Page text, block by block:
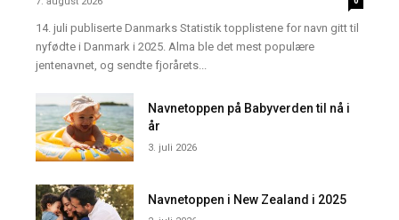
14. juli publiserte Danmarks Statistik topplistene for navn gitt til
nyfødte i Danmark i 2025. Alma ble det mest populære
jentenavnet, og sendte fjorårets...
Navnetoppen på Babyverden til nå i
år
3. juli 2026
Navnetoppen i New Zealand i 2025